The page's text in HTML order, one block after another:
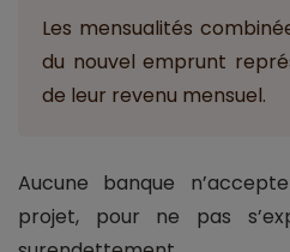
Les mensualités
du nouvel emprunt
de leur revenu mensuel.
Aucune banque
projet, pour ne pas